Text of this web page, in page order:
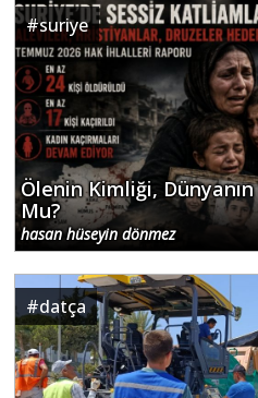
#suriye
Ölenin Kimliği,
Mu?
hasan hüseyin dönmez
#datça